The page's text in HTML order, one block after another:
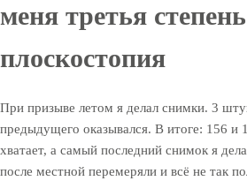
меня третья степень
плоскостопия
При призыве летом я делал снимки. 3
предыдущего оказывался. В итоге: 156 и
хватает, а самый последний снимок я
после местной перемеряли и всё не так